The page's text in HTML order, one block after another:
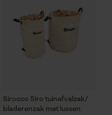
Sirocco Siro tuinafvalzak/
bladerenzak met lussen